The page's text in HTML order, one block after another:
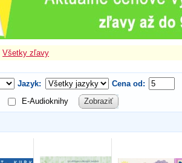
Všetky zľavy
Jazyk:
Cena od:
E-Audioknihy Zobraziť